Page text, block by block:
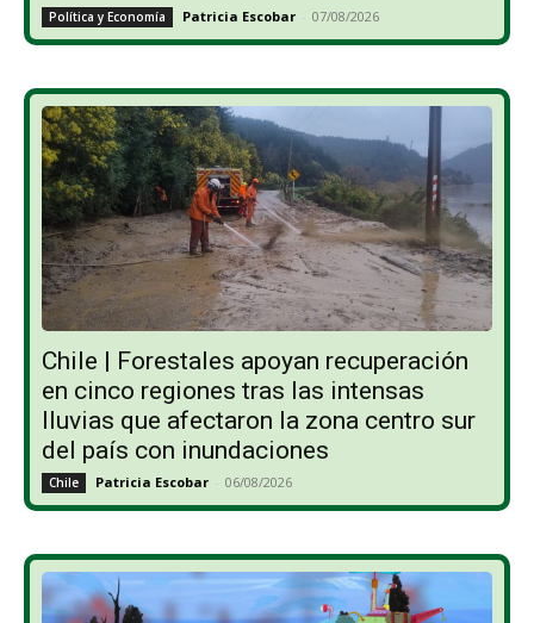
Política y Economía Patricia Escobar - 07/08/2026
Chile | Forestales apoyan recuperación
en cinco regiones tras las intensas
lluvias que afectaron la zona centro sur
del país con inundaciones
Chile Patricia Escobar - 06/08/2026